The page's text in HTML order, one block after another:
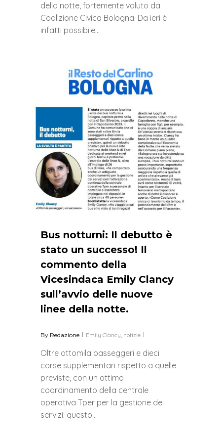
della notte, fortemente voluto da
Coalizione Civica Bologna. Da ieri è
infatti possibile…
Bus notturni: Il debutto è
stato un successo! Il
commento della
Vicesindaca Emily Clancy
sull’avvio delle nuove
linee della notte.
By Redazione Emily Clancy, notizie
Oltre ottomila passeggeri e dieci
corse supplementari rispetto a quelle
previste, con un ottimo
coordinamento della centrale
operativa Tper per la gestione dei
servizi: questo…